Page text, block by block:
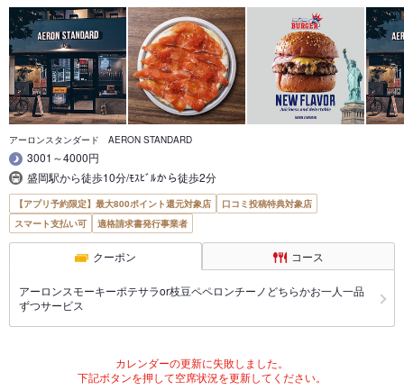
アーロンスタンダード AERON STANDARD
3001～4000円
盛岡駅から徒歩10分/ﾓｽﾋﾞﾙから徒歩2分
【アプリ予約限定】最大800ポイント還元対象店
口コミ投稿特典対象店
スマート支払い可
適格請求書発行事業者
クーポン コース
アーロンスモーキーポテサラor枝豆ペペロンチーノどちらかお一人一品
ずつサービス
カレンダーの更新に失敗しました。
下記ボタンを押して空席状況を更新してください。